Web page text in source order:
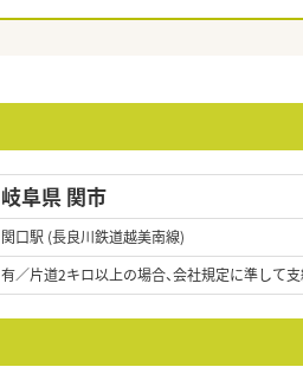
岐阜県 関市
関口駅 (長良川鉄道越美南線)
有／片道2キロ以上の場合、会社規定に準して